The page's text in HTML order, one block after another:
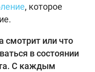
, которое
смотрит или что
в состоянии
С каждым